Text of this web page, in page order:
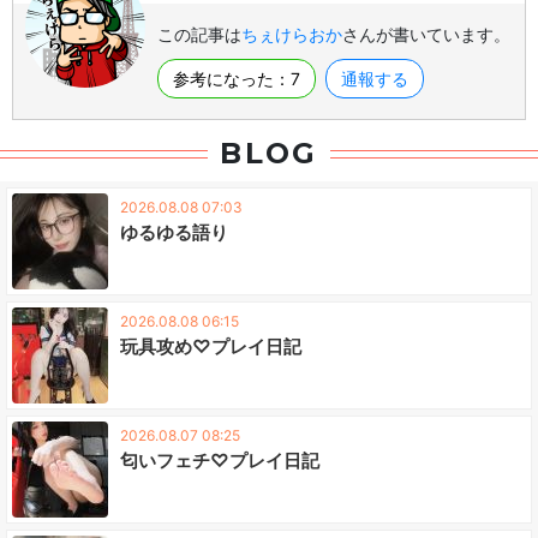
この記事はちぇけらおかさんが書いています。
参考になった： 7 通報する
BLOG
2026.08.08 07:03
ゆるゆる語り
2026.08.08 06:15
玩具攻め♡プレイ日記
2026.08.07 08:25
匂いフェチ♡プレイ日記